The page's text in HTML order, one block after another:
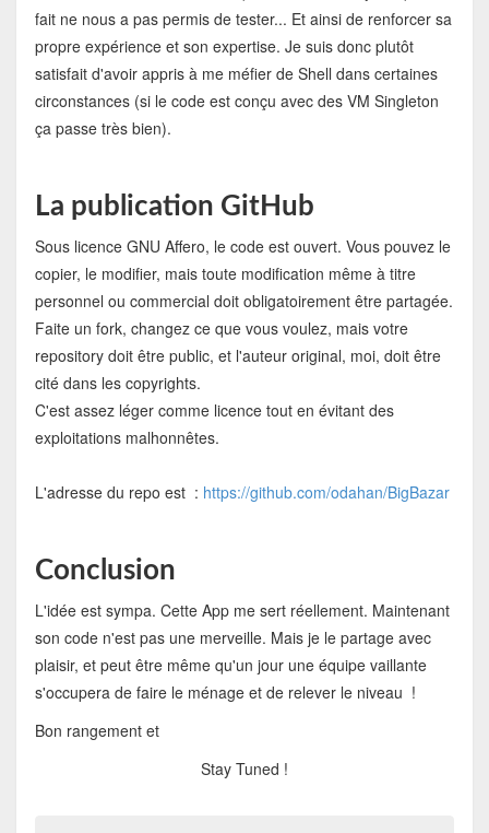
fait ne nous a pas permis de tester... Et ainsi de renforcer sa
propre expérience et son expertise. Je suis donc plutôt
satisfait d'avoir appris à me méfier de Shell dans certaines
circonstances (si le code est conçu avec des VM Singleton
ça passe très bien).
La publication GitHub
Sous licence GNU Affero, le code est ouvert. Vous pouvez le
copier, le modifier, mais toute modification même à titre
personnel ou commercial doit obligatoirement être partagée.
Faite un fork, changez ce que vous voulez, mais votre
repository doit être public, et l'auteur original, moi, doit être
cité dans les copyrights.
C'est assez léger comme licence tout en évitant des
exploitations malhonnêtes.
L'adresse du repo est : https://github.com/odahan/BigBazar
Conclusion
L'idée est sympa. Cette App me sert réellement. Maintenant
son code n'est pas une merveille. Mais je le partage avec
plaisir, et peut être même qu'un jour une équipe vaillante
s'occupera de faire le ménage et de relever le niveau !
Bon rangement et
Stay Tuned !